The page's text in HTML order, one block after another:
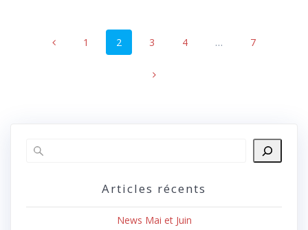
Navigation
articles
Page
1 Page
2 Page
3 Page
4 … Page
7
Articles récents
News Mai et Juin